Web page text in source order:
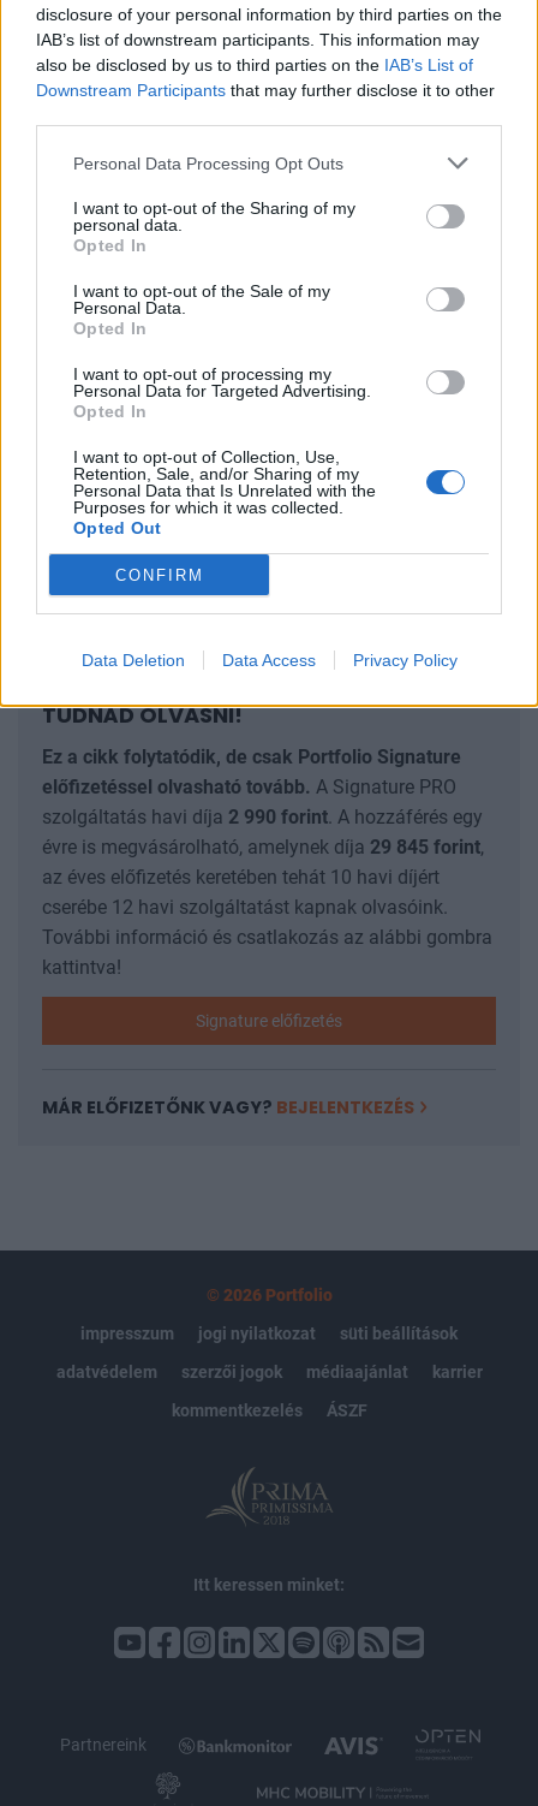
disclosure of your personal information by third parties on the
IAB’s list of downstream participants. This information may
also be disclosed by us to third parties on the IAB’s List of
Downstream Participants that may further disclose it to other
Personal Data Processing Opt Outs
I want to opt-out of the Sharing of my
personal data.
Opted In
I want to opt-out of the Sale of my
Personal Data.
Opted In
I want to opt-out of processing my
Personal Data for Targeted Advertising.
Opted In
I want to opt-out of Collection, Use,
Retention, Sale, and/or Sharing of my
Personal Data that Is Unrelated with the
Purposes for which it was collected.
Opted Out
CONFIRM
Data Deletion Data Access Privacy Policy
kerültek, együtt azzal a hírrel, hogyII. János Pál
pápa augusztus 20-án fejezte be első, háromnapos
magyarországi látogatását, és hazautazott a
Vatikánba.
Természetesen a nemzetközi sajtó is a Szovjetunión
belül történtektől volt hangos, ugyanis a
keményvonalas kommunisták által kezdeményezett
háromnapos puccskísérlet azzal fenyegetett, hogy a
semmibe vesznek
Mihail Szergejevics Gorbacsov
glasznoszty), valamint az az évek óta tartó enyhülési
folyamat, amely az Egyesült Államok és a
Szovjetunió közötti hidegháború békés lezárását
hozta el.George H. W. Bushamerikai elnök kemény
hangvételű nyilatkozatban ítélte el a puccsisták
akcióját, és ideiglenesen leállította a Szovjetuniónak
juttatott amerikai pénzügyi támogatást.
TUDNÁD OLVASNI!
Ez a cikk folytatódik, de csak Portfolio Signature
előfizetéssel olvasható tovább. A Signature PRO
szolgáltatás havi díja 2 990 forint. A hozzáférés egy
évre is megvásárolható, amelynek díja 29 845 forint,
az éves előfizetés keretében tehát 10 havi díjért
cserébe 12 havi szolgáltatást kapnak olvasóink.
További információ és csatlakozás az alábbi gombra
kattintva!
Signature előfizetés
MÁR ELŐFIZETŐNK VAGY? BEJELENTKEZÉS
© 2026 Portfolio
impresszum
jogi nyilatkozat
süti beállítások
adatvédelem
szerzői jogok médiaajánlat
karrier
kommentkezelés
ÁSZF
Itt keressen minket:
Partnereink